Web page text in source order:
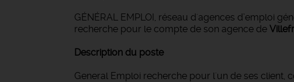
GÉNÉRAL EMPLOI, réseau d'agences d’emploi
recherche pour le compte de son agence de
Description du poste
General Emploi recherche pour l'un de ses client,